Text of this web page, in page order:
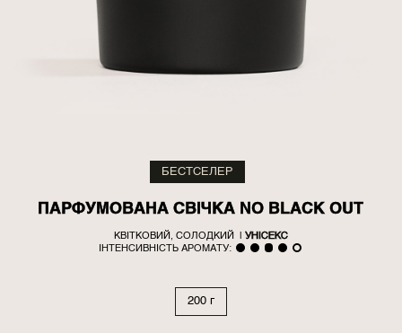
БЕСТСЕЛЕР
ПАРФУМОВАНА СВІЧКА NO BLACK OUT
КВІТКОВИЙ, СОЛОДКИЙ
УНІСЕКС
ІНТЕНСИВНІСТЬ АРОМАТУ:
200 г